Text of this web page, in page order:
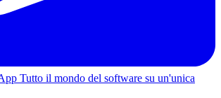
Tutto il mondo del software su un'unica